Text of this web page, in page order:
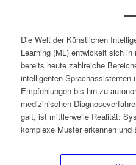
Die Welt der Künstlichen
Learning (ML) entwickelt sich
bereits heute zahlreiche
intelligenten Sprachassistenten
Empfehlungen bis hin zu
medizinischen
galt, ist mittlerweile Realität:
komplexe Muster erkennen und